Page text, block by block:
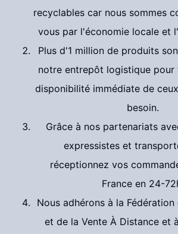
recyclables car nous sommes
vous par l'économie locale et
Plus d'1 million de produits
notre entrepôt logistique pour
disponibilité immédiate de
besoin.
Grâce à nos partenariats
expressistes et
réceptionnez vos
France en 24-
Nous adhérons à la
et de la Vente À Distance et